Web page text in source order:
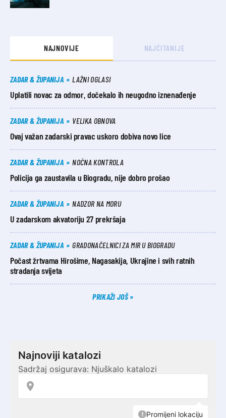
NAJNOVIJE NAJČITANIJE
ZADAR & ŽUPANIJA LAŽNI OGLASI
Uplatili novac za odmor, dočekalo ih neugodno iznenađenje
ZADAR & ŽUPANIJA VELIKA OBNOVA
Ovaj važan zadarski pravac uskoro dobiva novo lice
ZADAR & ŽUPANIJA NOĆNA KONTROLA
Policija ga zaustavila u Biogradu, nije dobro prošao
ZADAR & ŽUPANIJA NADZOR NA MORU
U zadarskom akvatoriju 27 prekršaja
ZADAR & ŽUPANIJA GRADONAČELNICI ZA MIR U BIOGRADU
Počast žrtvama Hirošime, Nagasakija, Ukrajine i svih ratnih
stradanja svijeta
PRIKAŽI JOŠ